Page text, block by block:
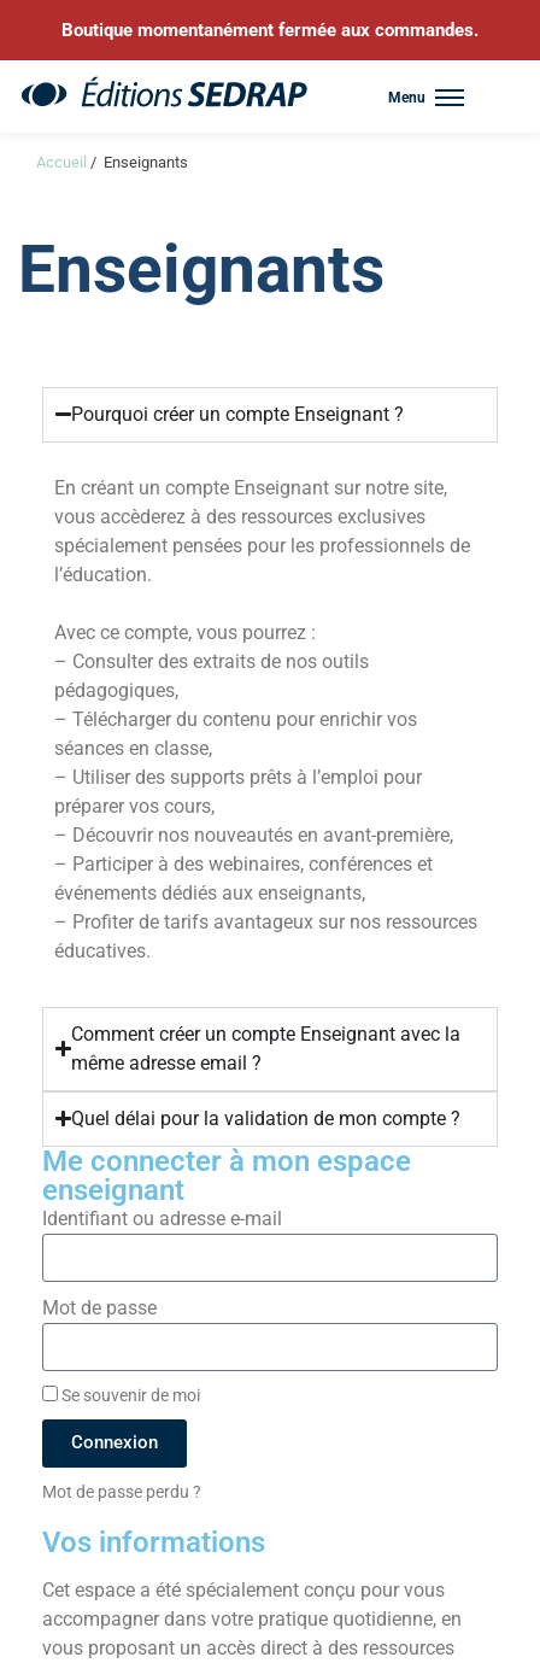
Boutique momentanément fermée aux commandes.
Sedrap
Menu
Accueil / Enseignants
Enseignants
Pourquoi créer un compte Enseignant ?
En créant un compte Enseignant sur notre site,
vous accèderez à des ressources exclusives
spécialement pensées pour les professionnels de
l’éducation.
Avec ce compte, vous pourrez :
– Consulter des extraits de nos outils
pédagogiques,
– Télécharger du contenu pour enrichir vos
séances en classe,
– Utiliser des supports prêts à l’emploi pour
préparer vos cours,
– Découvrir nos nouveautés en avant-première,
– Participer à des webinaires, conférences et
événements dédiés aux enseignants,
– Profiter de tarifs avantageux sur nos ressources
éducatives.
Comment créer un compte Enseignant avec la
même adresse email ?
Quel délai pour la validation de mon compte ?
Me connecter à mon espace
enseignant
Identifiant ou adresse e-mail
Mot de passe
Se souvenir de moi
Connexion
Mot de passe perdu ?
Vos informations
Cet espace a été spécialement conçu pour vous
accompagner dans votre pratique quotidienne, en
vous proposant un accès direct à des ressources